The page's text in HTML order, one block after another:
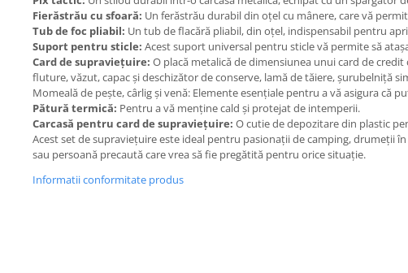
Fierăstrău cu sfoară: Un ferăstrău durabil din oțel cu mânere, care vă
Tub de foc pliabil: Un tub de flacără pliabil, din oțel, indispensabil pentru
Suport pentru sticle: Acest suport universal pentru sticle vă permite să
Card de supraviețuire: O placă metalică de dimensiunea unui card de
fluture, văzut, capac și deschizător de conserve, lamă de tăiere, șurubelniță
Momeală de pește, cârlig și venă: Elemente esențiale pentru a vă asigura că
Pătură termică: Pentru a vă menține cald și protejat de intemperii.
Carcasă pentru card de supraviețuire: O cutie de depozitare din plastic
Acest set de supraviețuire este ideal pentru pasionații de camping, drumeții
sau persoană precaută care vrea să fie pregătită pentru orice situație.
Informatii conformitate produs